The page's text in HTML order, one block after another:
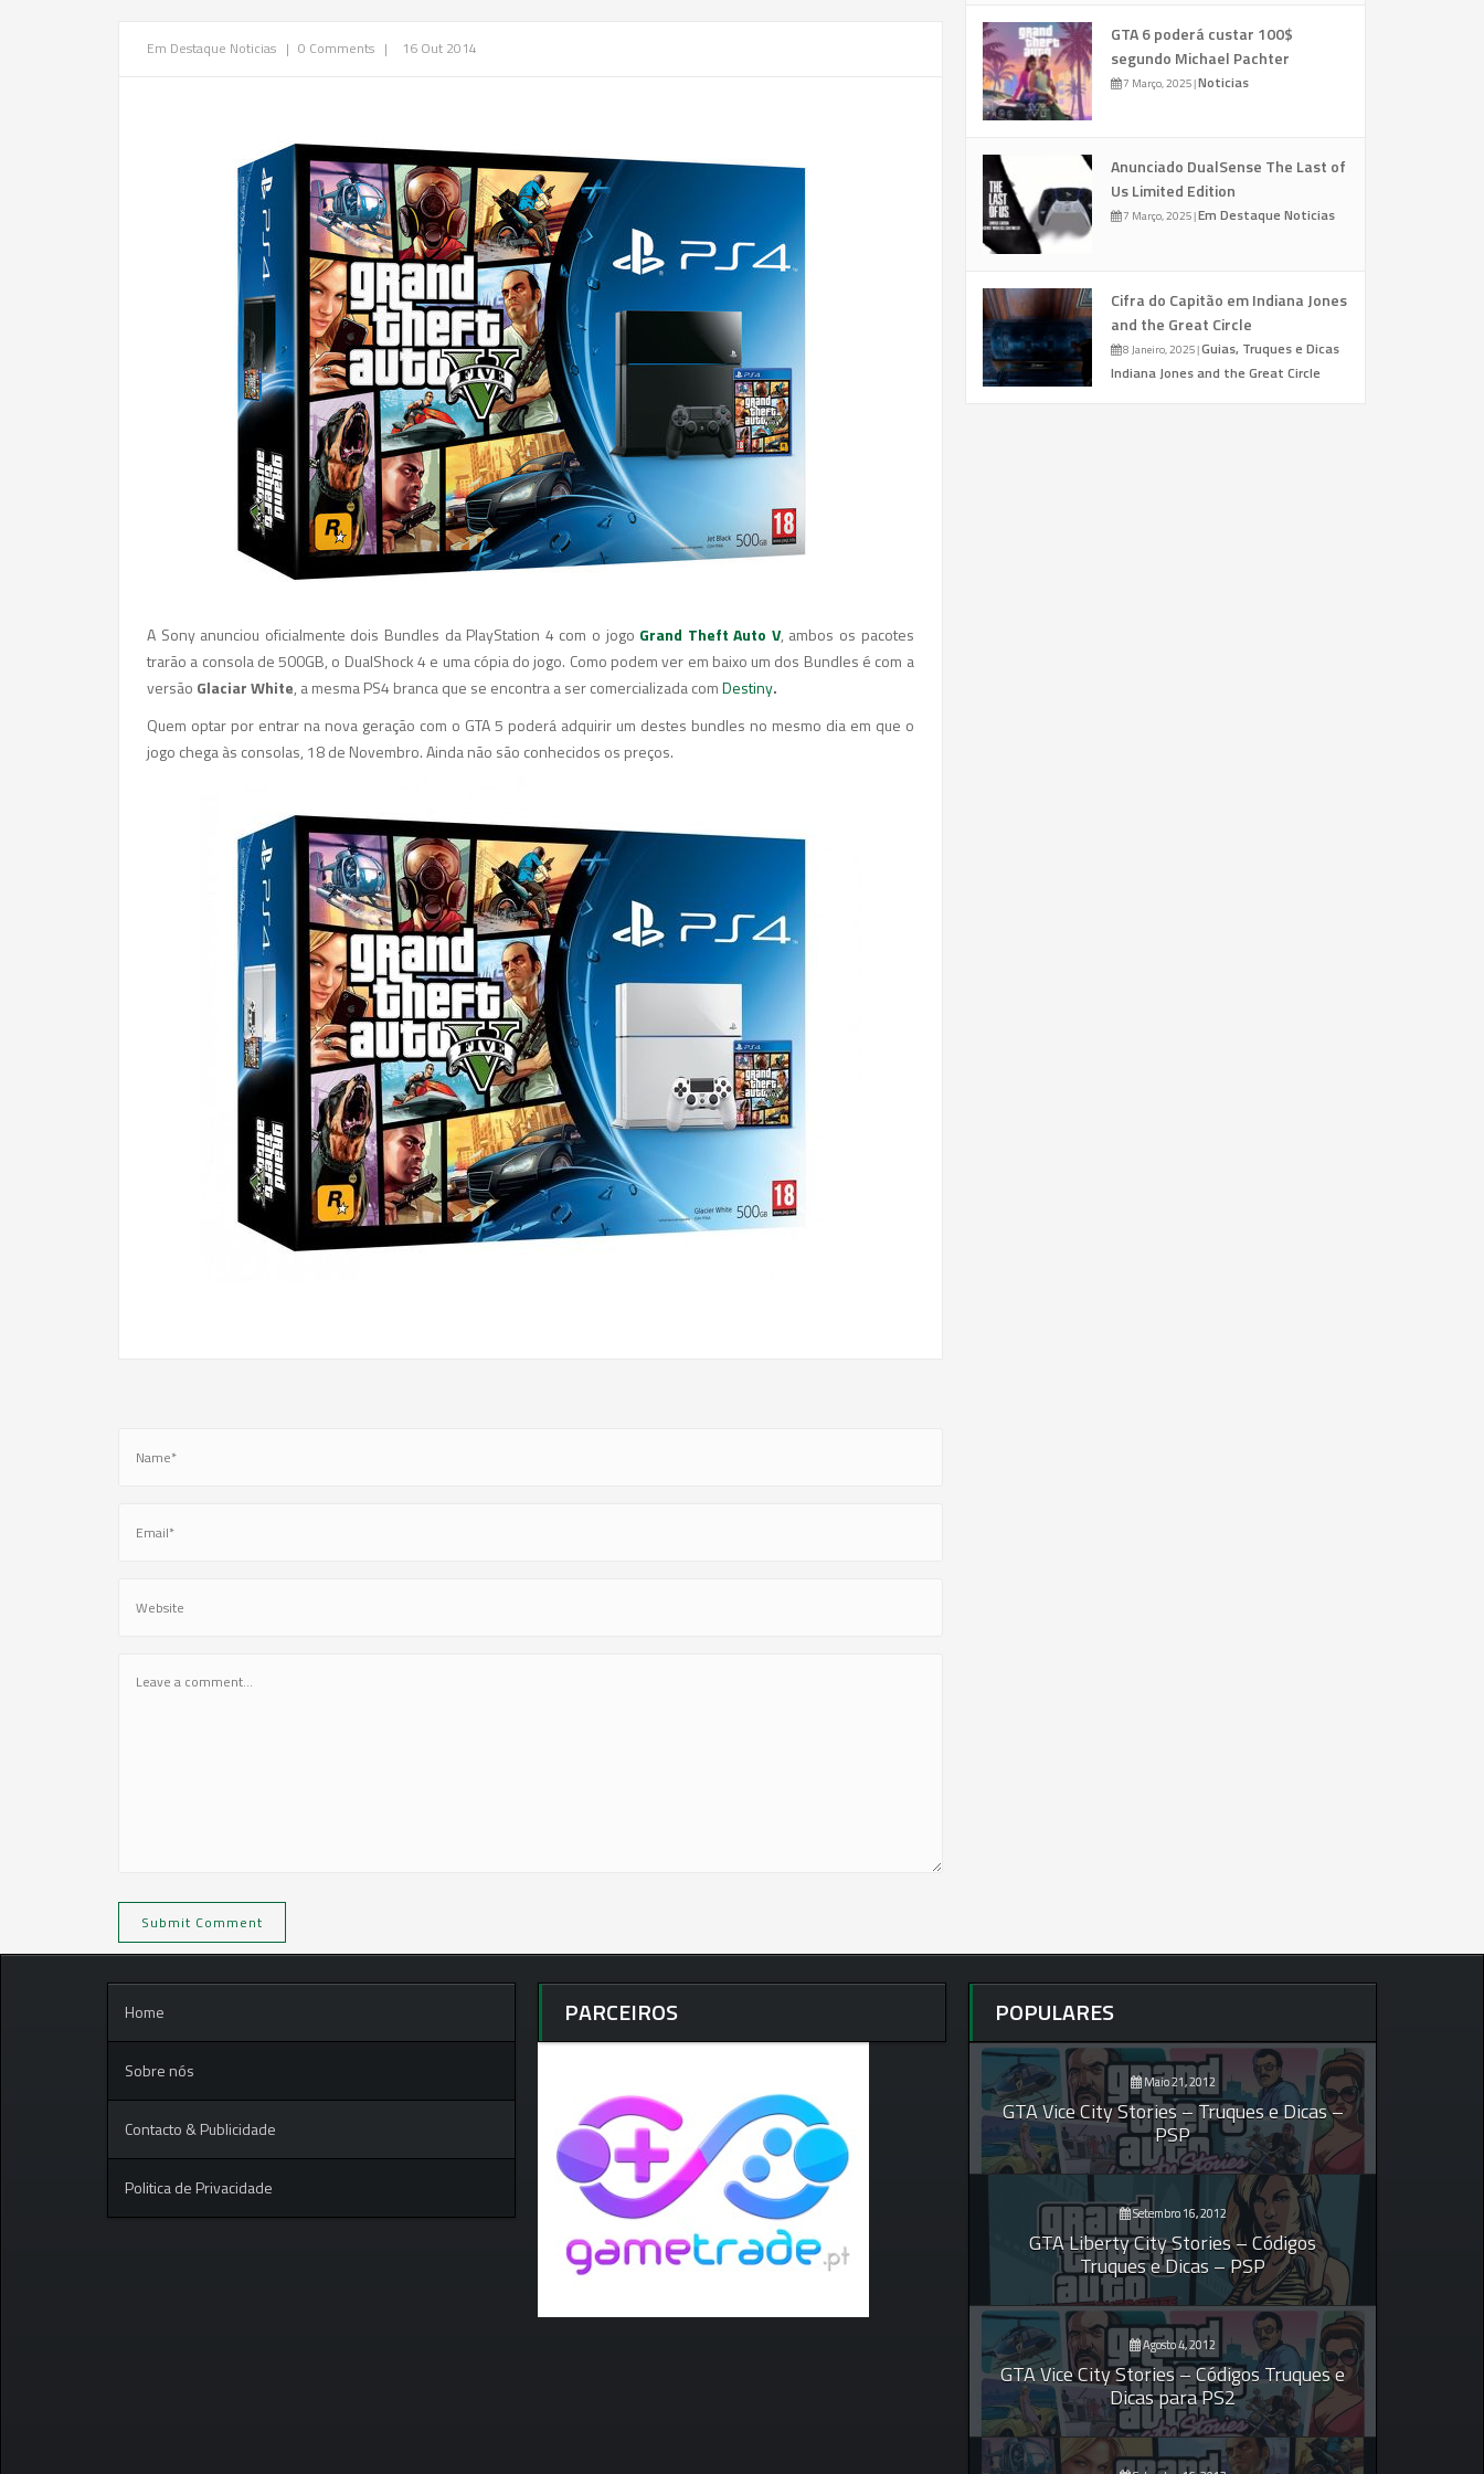
Em Destaque Noticias | 0 Comments | 16 Out 2014
A Sony anunciou oficialmente dois Bundles da PlayStation 4 com o jogo Grand Theft Auto V, ambos os pacotes
trarão a consola de 500GB, o DualShock 4 e uma cópia do jogo. Como podem ver em baixo um dos Bundles é com a
versão Glaciar White, a mesma PS4 branca que se encontra a ser comercializada comDestiny.
Quem optar por entrar na nova geração com o GTA 5 poderá adquirir um destes bundles no mesmo dia em que o
jogo chega às consolas, 18 de Novembro. Ainda não são conhecidos os preços.
GTA 6 poderá custar 100$
segundo Michael Pachter
7 Março, 2025|Noticias
Anunciado DualSense The Last of
Us Limited Edition
7 Março, 2025|Em Destaque Noticias
Cifra do Capitão em Indiana Jones
and the Great Circle
8 Janeiro, 2025|Guias, Truques e Dicas
Indiana Jones and the Great Circle
Home
Sobre nós
Contacto & Publicidade
Politica de Privacidade
PARCEIROS POPULARES
Maio 21, 2012
GTA Vice City Stories – Truques e Dicas –
PSP
Setembro 16, 2012
GTA Liberty City Stories – Códigos
Truques e Dicas – PSP
Agosto 4, 2012
GTA Vice City Stories – Códigos Truques e
Dicas para PS2